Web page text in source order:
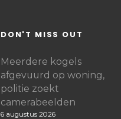
DON'T MISS OUT
Meerdere kogels
afgevuurd op woning,
politie zoekt
camerabeelden
6 augustus 2026